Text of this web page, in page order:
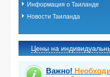
Информация о Таиланде
Новости Таиланда
Цены на
Важно!